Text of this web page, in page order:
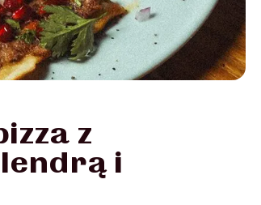
z
i